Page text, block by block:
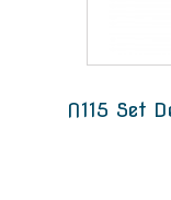
N115 Set